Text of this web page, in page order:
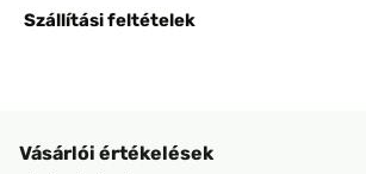
Szállítási feltételek
Vásárlói értékelések